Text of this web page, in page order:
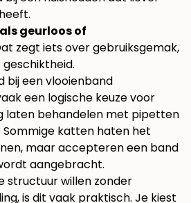
geurloos of
zegt iets over gebruiksgemak,
bij een vlooienband
een logische keuze voor
laten behandelen met pipetten
katten haten het
maar accepteren een band
aangebracht.
structuur willen zonder
is dit vaak praktisch. Je kiest